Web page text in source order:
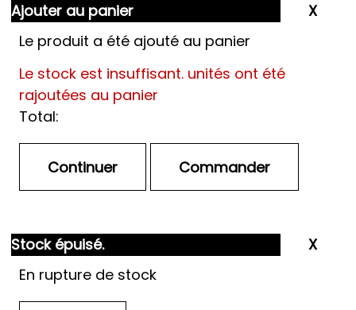
Ajouter au panier
Le produit a été ajouté au panier
Le stock est insuffisant. unités ont été
rajoutées au panier
Total:
Stock épuisé.
En rupture de stock